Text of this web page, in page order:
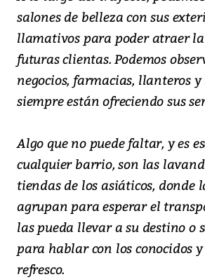
salones de belleza con sus
llamativos para poder atraer
futuras clientas. Podemos
negocios, farmacias, llanteros y
siempre están ofreciendo sus
Algo que no puede faltar, y es
cualquier barrio, son las
tiendas de los asiáticos, donde
agrupan para esperar el
las pueda llevar a su destino o
para hablar con los conocidos
refresco.